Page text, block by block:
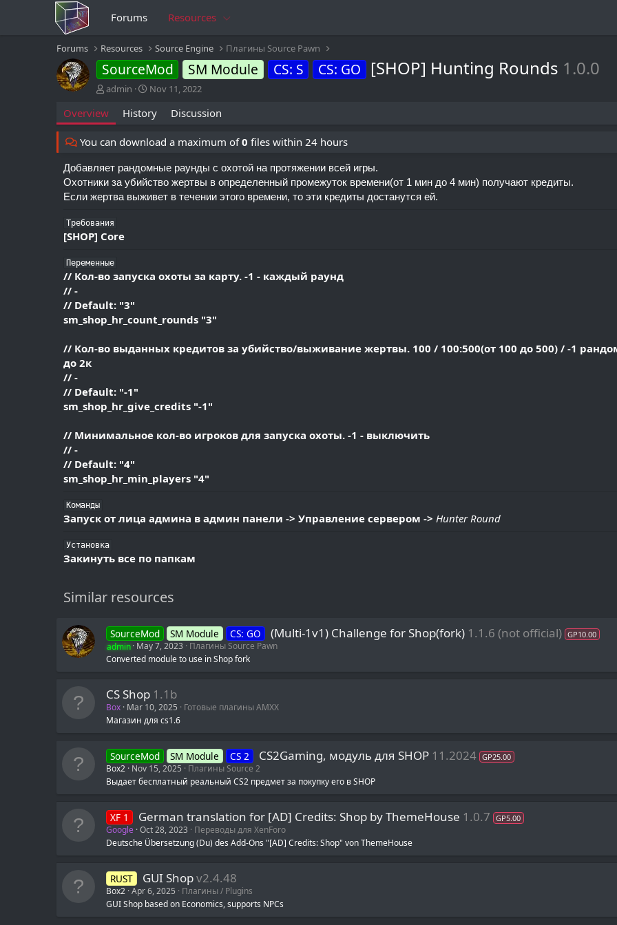
Forums Resources
Forums Resources Source Engine Плагины Source Pawn
SourceMod SM Module CS: S CS: GO [SHOP] Hunting Rounds 1.0.0
A
t
h
o
admin
C
e
t
n
d
a
Nov 11, 2022
Overview History Discussion
You can download a maximum of0 files within 24 hours
Добавляет рандомные раунды с охотой на протяжении всей игры.
Охотники за убийство жертвы в определенный промежуток времени(от 1 мин до 4 мин) получают кредиты.
Если жертва выживет в течении этого времени, то эти кредиты достанутся ей.
Требования
[SHOP] Core
Переменные
// Кол-во запуска охоты за карту. -1 - каждый раунд
// -
// Default: "3"
sm_shop_hr_count_rounds "3"
// Кол-во выданных кредитов за убийство/выживание жертвы. 100 / 100:500(от 100 до 500) / -1
до 2к
// -
// Default: "-1"
sm_shop_hr_give_credits "-1"
// Минимальное кол-во игроков для запуска охоты. -1 - выключить
// -
// Default: "4"
sm_shop_hr_min_players "4"
Команды
Запуск от лица админа в админ панели -> Управление сервером -> Hunter Round
Установка
Закинуть все по папкам
Similar resources
SourceMod SM Module CS: GO (Multi-1v1) Challenge for Shop(fork) 1.1.6 (not official) GP10.00
admin May 7, 2023
Плагины Source Pawn
Converted module to use in Shop fork
CS Shop 1.1b
Box Mar 10, 2025
Готовые плагины AMXX
Магазин для cs1.6
SourceMod SM Module CS 2 CS2Gaming, модуль для SHOP 11.2024 GP25.00
Box2 Nov 15, 2025
Плагины Source 2
Выдает бесплатный реальный CS2 предмет за покупку его в SHOP
XF 1 German translation for [AD] Credits: Shop by ThemeHouse 1.0.7 GP5.00
Google Oct 28, 2023
Переводы для XenForo
Deutsche Übersetzung (Du) des Add-Ons "[AD] Credits: Shop" von ThemeHouse
RUST GUI Shopv2.4.48
Box2 Apr 6, 2025
Плагины / Plugins
GUI Shop based on Economics, supports NPCs